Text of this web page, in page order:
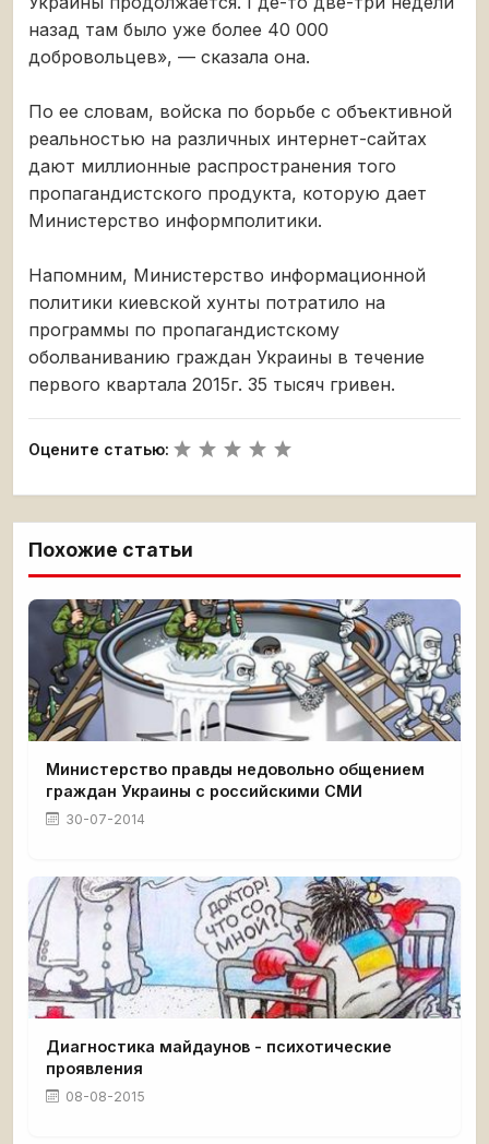
назад там было уже более 40 000
добровольцев», — сказала она.
По ее словам, войска по борьбе с объективной
реальностью на различных интернет-сайтах
дают миллионные распространения того
пропагандистского продукта, которую дает
Министерство информполитики.
Напомним, Министерство информационной
политики киевской хунты потратило на
программы по пропагандистскому
оболваниванию граждан Украины в течение
первого квартала 2015г. 35 тысяч гривен.
Оцените статью:
Похожие статьи
Министерство правды недовольно общением
граждан Украины с российскими СМИ
30-07-2014
Диагностика майдаунов - психотические
проявления
08-08-2015